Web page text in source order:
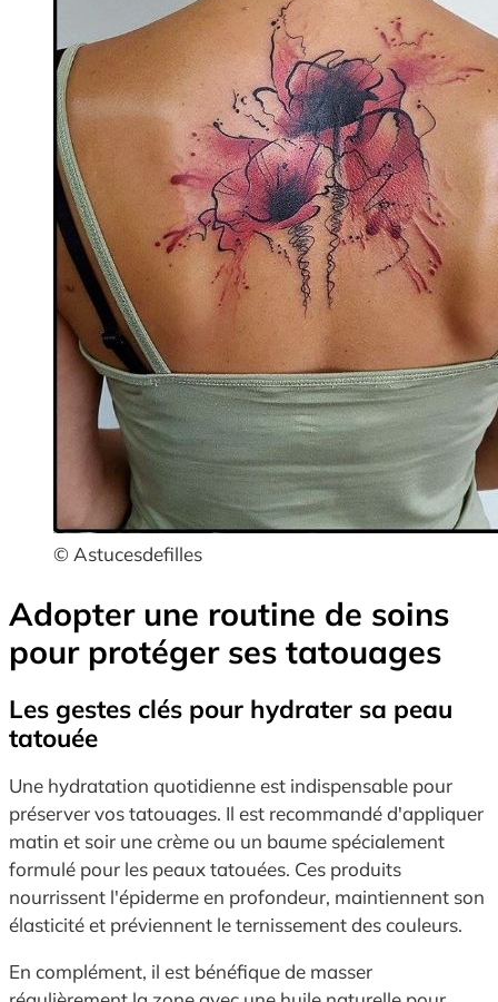
© Astucesdefilles
Adopter une routine de soins
pour protéger ses tatouages
Les gestes clés pour hydrater sa peau
tatouée
Une hydratation quotidienne est indispensable pour
préserver vos tatouages. Il est recommandé d'appliquer
matin et soir une crème ou un baume spécialement
formulé pour les peaux tatouées. Ces produits
nourrissent l'épiderme en profondeur, maintiennent son
élasticité et préviennent le ternissement des couleurs.
En complément, il est bénéfique de masser